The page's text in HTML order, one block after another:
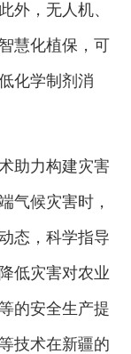
外，无人机、
慧化植保，可
化学制剂消
助力构建灾害
气候灾害时，
态，科学指导
低灾害对农业
的安全生产提
技术在新疆的